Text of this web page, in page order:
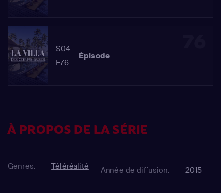
S04
E76
Épisode
À PROPOS DE LA SÉRIE
Genres: Téléréalité Année de diffusion: 2015